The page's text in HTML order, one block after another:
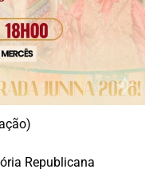
Republicana